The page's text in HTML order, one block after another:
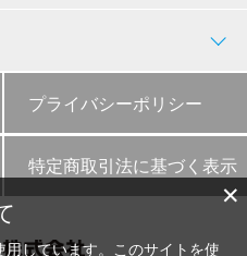
プライバシーポリシー
特定商取引法に基づく表示
✕
しています。このサイトを使